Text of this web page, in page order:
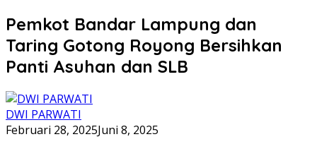
Pemkot Bandar Lampung dan
Taring Gotong Royong Bersihkan
Panti Asuhan dan SLB
DWI PARWATI
Februari 28, 2025Juni 8, 2025